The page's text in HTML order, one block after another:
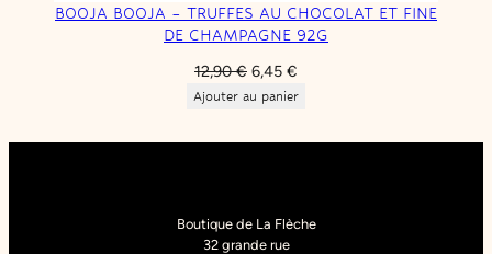
BOOJA BOOJA – TRUFFES AU CHOCOLAT ET FINE
DE CHAMPAGNE 92G
12,90€ Le
prix
était :
6,45 €
prix
est :
Ajouter au panier
Boutique de La Flèche
32 grande rue